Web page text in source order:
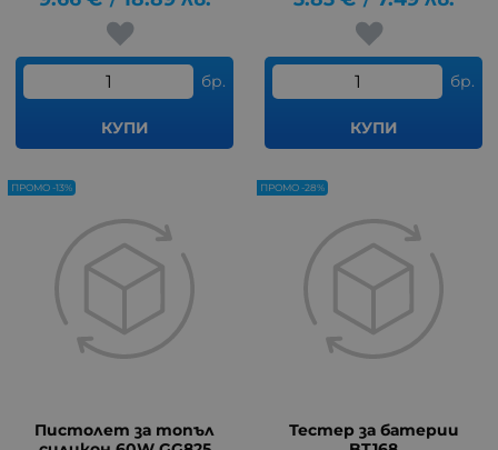
бр.
КУПИ
бр.
КУПИ
Пистолет за топъл
ПРОМО -13%
Тестер за батерии
ПРОМО -28%